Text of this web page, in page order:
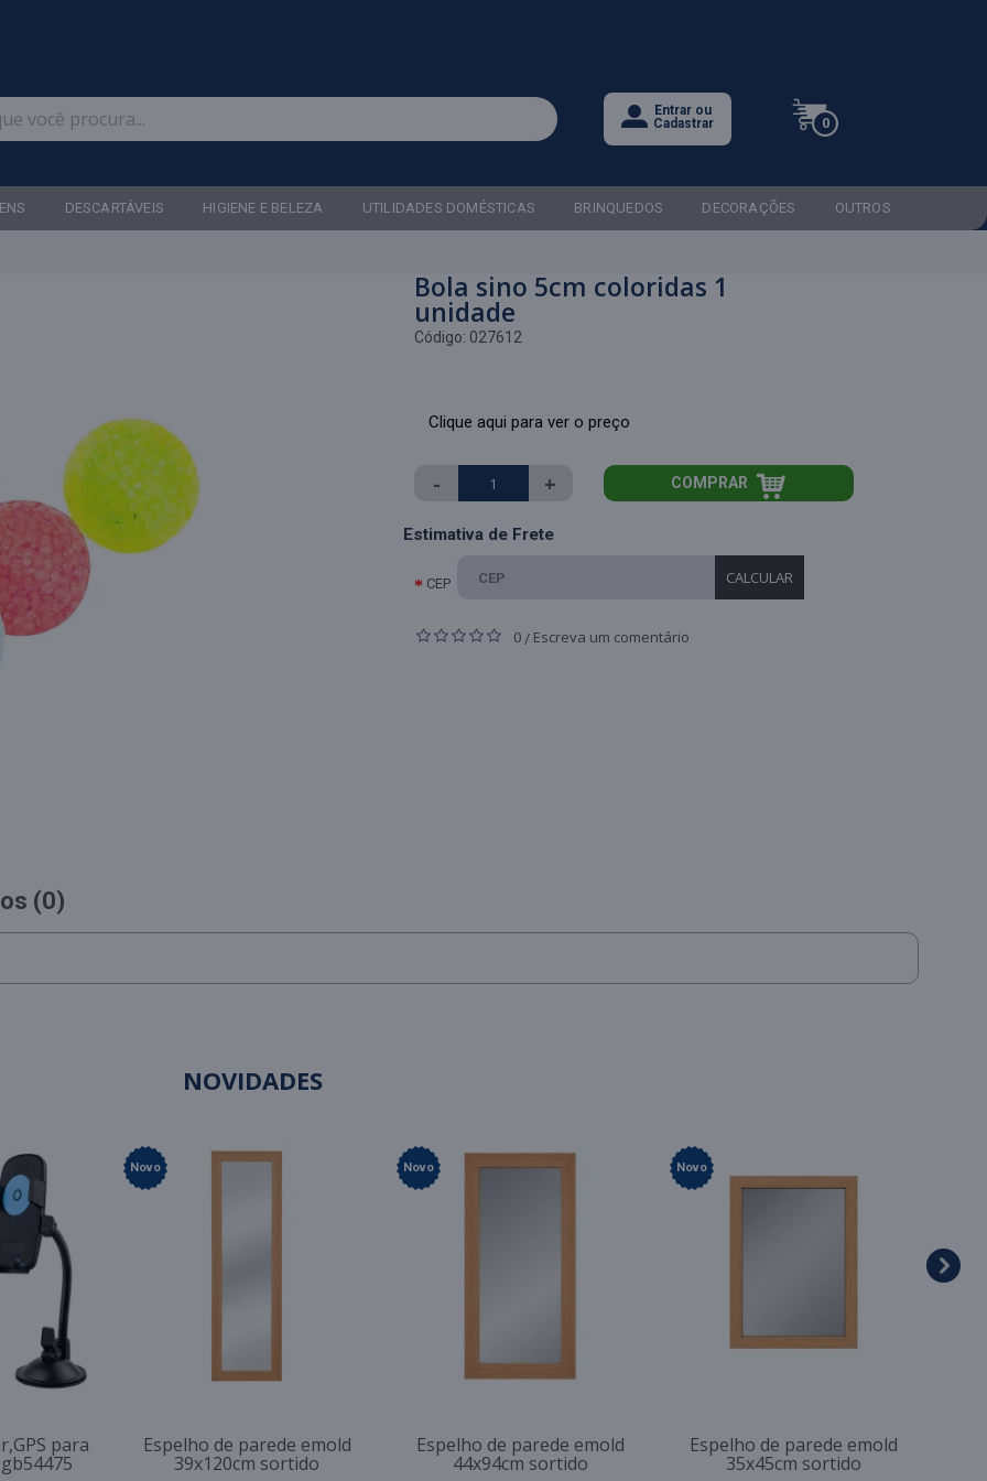
Entrar ou
Cadastrar
0
DESCARTÁVEIS HIGIENE E BELEZA UTILIDADES DOMÉSTICAS BRINQUEDOS DECORAÇÕES OUTROS
Bola sino 5cm coloridas 1
unidade
Código: 027612
Clique aqui para ver o preço
- + COMPRAR
Estimativa de Frete
CEP CALCULAR
0 / Escreva um comentário
(0)
NOVIDADES
para
Novo
Espelho de parede emold
39x120cm sortido
Novo
Espelho de parede emold
44x94cm sortido
Novo
Espelho de parede emold
35x45cm sortido